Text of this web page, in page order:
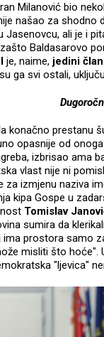
Milanović bio
našao za shodno
Jasenovcu, ali je i
Baldasarovo
je, naime, jedini
ga svi ostali,
konačno prestanu
opasnije od
izbrisao ama
vlast nije ni
za izmjenu naziva
kipa Gospe u
Tomislav
sumira da
ima prostora samo
misliti što hoće".
"ljevica"